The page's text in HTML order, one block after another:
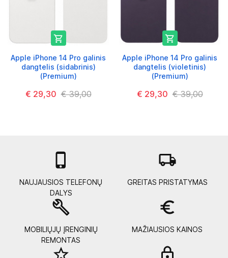

Apple iPhone 14 Pro galinis
dangtelis (sidabrinis)
(Premium)
€ 29,30 € 39,00

Apple iPhone 14 Pro galinis
dangtelis (violetinis)
(Premium)
€ 29,30 € 39,00

NAUJAUSIOS TELEFONŲ
DALYS
local_shipping
GREITAS PRISTATYMAS
build
MOBILIŲJŲ ĮRENGINIŲ
REMONTAS
euro_symbol
MAŽIAUSIOS KAINOS
star_border